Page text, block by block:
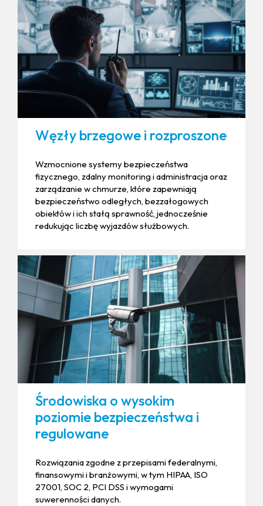
Węzły brzegowe i rozproszone
Wzmocnione systemy bezpieczeństwa
fizycznego, zdalny monitoring i administracja oraz
zarządzanie w chmurze, które zapewniają
bezpieczeństwo odległych, bezzałogowych
obiektów i ich stałą sprawność, jednocześnie
redukując liczbę wyjazdów służbowych.
Środowiska o wysokim
poziomie bezpieczeństwa i
regulowane
Rozwiązania zgodne z przepisami federalnymi,
finansowymi i branżowymi, w tym HIPAA, ISO
27001, SOC 2, PCI DSS i wymogami
suwerenności danych.